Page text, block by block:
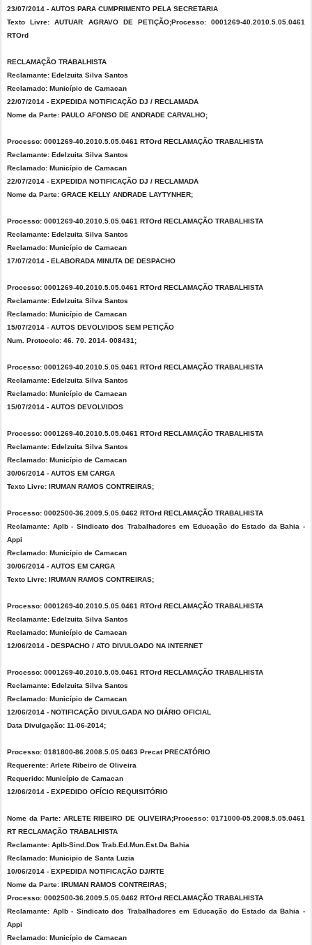
23/07/2014 - AUTOS PARA CUMPRIMENTO PELA SECRETARIA
Texto Livre: AUTUAR AGRAVO DE PETIÇÃO;Processo: 0001269-40.2010.5.05.0461
RTOrd
RECLAMAÇÃO TRABALHISTA
Reclamante: Edelzuita Silva Santos
Reclamado: Município de Camacan
22/07/2014 - EXPEDIDA NOTIFICAÇÃO DJ / RECLAMADA
Nome da Parte: PAULO AFONSO DE ANDRADE CARVALHO;
Processo: 0001269-40.2010.5.05.0461 RTOrd RECLAMAÇÃO TRABALHISTA
Reclamante: Edelzuita Silva Santos
Reclamado: Município de Camacan
22/07/2014 - EXPEDIDA NOTIFICAÇÃO DJ / RECLAMADA
Nome da Parte: GRACE KELLY ANDRADE LAYTYNHER;
Processo: 0001269-40.2010.5.05.0461 RTOrd RECLAMAÇÃO TRABALHISTA
Reclamante: Edelzuita Silva Santos
Reclamado: Município de Camacan
17/07/2014 - ELABORADA MINUTA DE DESPACHO
Processo: 0001269-40.2010.5.05.0461 RTOrd RECLAMAÇÃO TRABALHISTA
Reclamante: Edelzuita Silva Santos
Reclamado: Município de Camacan
15/07/2014 - AUTOS DEVOLVIDOS SEM PETIÇÃO
Num. Protocolo: 46. 70. 2014- 008431;
Processo: 0001269-40.2010.5.05.0461 RTOrd RECLAMAÇÃO TRABALHISTA
Reclamante: Edelzuita Silva Santos
Reclamado: Município de Camacan
15/07/2014 - AUTOS DEVOLVIDOS
Processo: 0001269-40.2010.5.05.0461 RTOrd RECLAMAÇÃO TRABALHISTA
Reclamante: Edelzuita Silva Santos
Reclamado: Município de Camacan
30/06/2014 - AUTOS EM CARGA
Texto Livre: IRUMAN RAMOS CONTREIRAS;
Processo: 0002500-36.2009.5.05.0462 RTOrd RECLAMAÇÃO TRABALHISTA
Reclamante: Aplb - Sindicato dos Trabalhadores em Educação do Estado da Bahia -
Appi
Reclamado: Município de Camacan
30/06/2014 - AUTOS EM CARGA
Texto Livre: IRUMAN RAMOS CONTREIRAS;
Processo: 0001269-40.2010.5.05.0461 RTOrd RECLAMAÇÃO TRABALHISTA
Reclamante: Edelzuita Silva Santos
Reclamado: Município de Camacan
12/06/2014 - DESPACHO / ATO DIVULGADO NA INTERNET
Processo: 0001269-40.2010.5.05.0461 RTOrd RECLAMAÇÃO TRABALHISTA
Reclamante: Edelzuita Silva Santos
Reclamado: Município de Camacan
12/06/2014 - NOTIFICAÇÃO DIVULGADA NO DIÁRIO OFICIAL
Data Divulgação: 11-06-2014;
Processo: 0181800-86.2008.5.05.0463 Precat PRECATÓRIO
Requerente: Arlete Ribeiro de Oliveira
Requerido: Município de Camacan
12/06/2014 - EXPEDIDO OFÍCIO REQUISITÓRIO
Nome da Parte: ARLETE RIBEIRO DE OLIVEIRA;Processo: 0171000-05.2008.5.05.0461
RT RECLAMAÇÃO TRABALHISTA
Reclamante: Aplb-Sind.Dos Trab.Ed.Mun.Est.Da Bahia
Reclamado: Municipio de Santa Luzia
10/06/2014 - EXPEDIDA NOTIFICAÇÃO DJ/RTE
Nome da Parte: IRUMAN RAMOS CONTREIRAS;
Processo: 0002500-36.2009.5.05.0462 RTOrd RECLAMAÇÃO TRABALHISTA
Reclamante: Aplb - Sindicato dos Trabalhadores em Educação do Estado da Bahia -
Appi
Reclamado: Município de Camacan